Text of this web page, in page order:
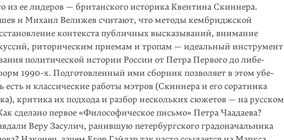
из ее лидеров — британского историка Квентина Скиннера.
и Михаил Велижев считают, что методы кембриджской
контекста публичных выска­зываний, внимание
риторическим приемам и тропам — идеальный инструмент
политической истории России от Петра Первого до либе­
1990-х. Подготовленный ими сборник позволяет в этом убе­
есть и классические работы мэтров (Скиннера и его соратника
критика их подхода и разбор нескольких сюжетов — на рус­ском
сделано первое «Философическое письмо» Петра Чаадае­ва?
Веру Засулич, ранившую петербургского градоначаль­ника